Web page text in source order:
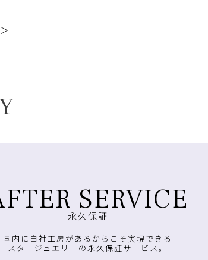
SERVICE
永久保証
国内に自社工房があるからこそ実現できる
スタージュエリーの永久保証サービス。